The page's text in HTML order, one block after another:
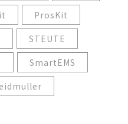
ProsKit
STEUTE
SmartEMS